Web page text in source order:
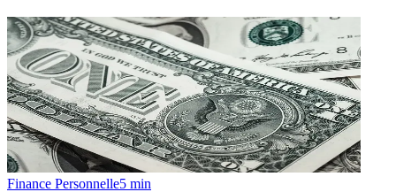
Finance Personnelle5 min